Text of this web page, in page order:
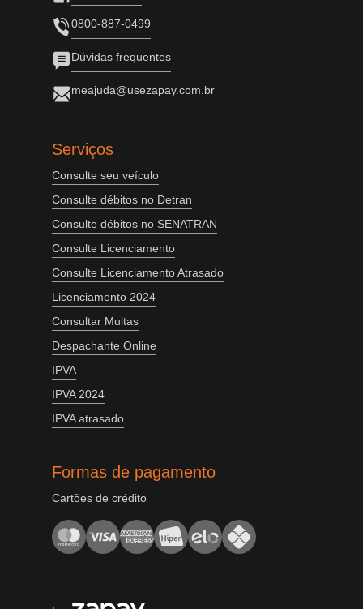
0800-887-0499
Dúvidas frequentes
meajuda@usezapay.com.br
Serviços
Consulte seu veículo
Consulte débitos no Detran
Consulte débitos no SENATRAN
Consulte Licenciamento
Consulte Licenciamento Atrasado
Licenciamento 2024
Consultar Multas
Despachante Online
IPVA
IPVA 2024
IPVA atrasado
Formas de pagamento
Cartões de crédito